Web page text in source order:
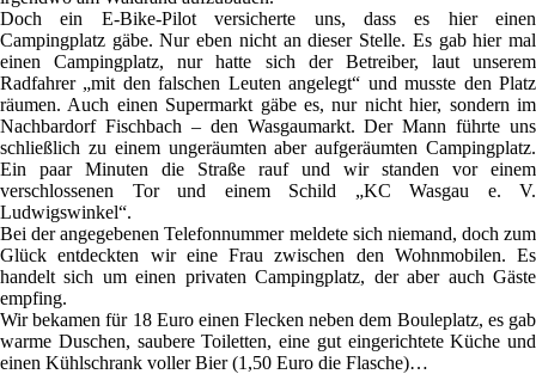
Doch ein E-Bike-Pilot versicherte uns, dass es hier einen
Campingplatz gäbe. Nur eben nicht an dieser Stelle. Es gab hier mal
einen Campingplatz, nur hatte sich der Betreiber, laut unserem
Radfahrer „mit den falschen Leuten angelegt“ und musste den Platz
räumen. Auch einen Supermarkt gäbe es, nur nicht hier, sondern im
Nachbardorf Fischbach – den Wasgaumarkt. Der Mann führte uns
schließlich zu einem ungeräumten aber aufgeräumten Campingplatz.
Ein paar Minuten die Straße rauf und wir standen vor einem
verschlossenen Tor und einem Schild „KC Wasgau e. V.
Ludwigswinkel“.
Bei der angegebenen Telefonnummer meldete sich niemand, doch zum
Glück entdeckten wir eine Frau zwischen den Wohnmobilen. Es
handelt sich um einen privaten Campingplatz, der aber auch Gäste
empfing.
Wir bekamen für 18 Euro einen Flecken neben dem Bouleplatz, es gab
warme Duschen, saubere Toiletten, eine gut eingerichtete Küche und
einen Kühlschrank voller Bier (1,50 Euro die Flasche)…